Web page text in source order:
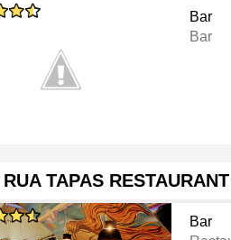
Bar
Bar
RUA TAPAS
Bar